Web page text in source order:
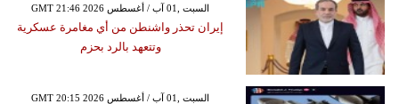
GMT 21:46 2026 السبت ,01 آب / أغسطس
إيران تحذر واشنطن من أي مغامرة عسكرية
وتتعهد بالرد بحزم
GMT 20:15 2026 السبت ,01 آب / أغسطس